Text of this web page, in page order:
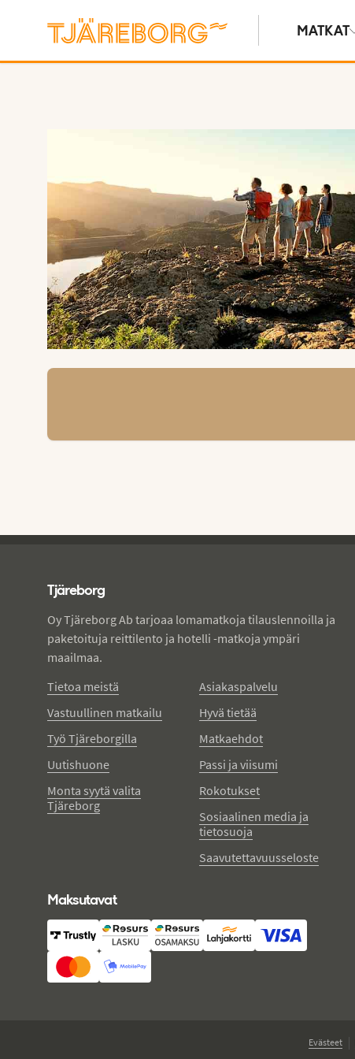
MATKAT
Tjäreborg
Oy Tjäreborg Ab tarjoaa lomamatkoja tilauslennoilla ja
paketoituja reittilento ja hotelli -matkoja ympäri
maailmaa.
Tietoa meistä
Vastuullinen matkailu
Työ Tjäreborgilla
Uutishuone
Monta syytä valita
Tjäreborg
Asiakaspalvelu
Hyvä tietää
Matkaehdot
Passi ja viisumi
Rokotukset
Sosiaalinen media ja
tietosuoja
Saavutettavuusseloste
Maksutavat
Evästeet